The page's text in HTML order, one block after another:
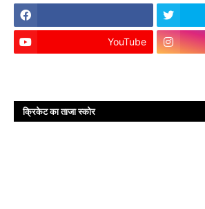
YouTube
क्रिकेट का ताजा स्कोर